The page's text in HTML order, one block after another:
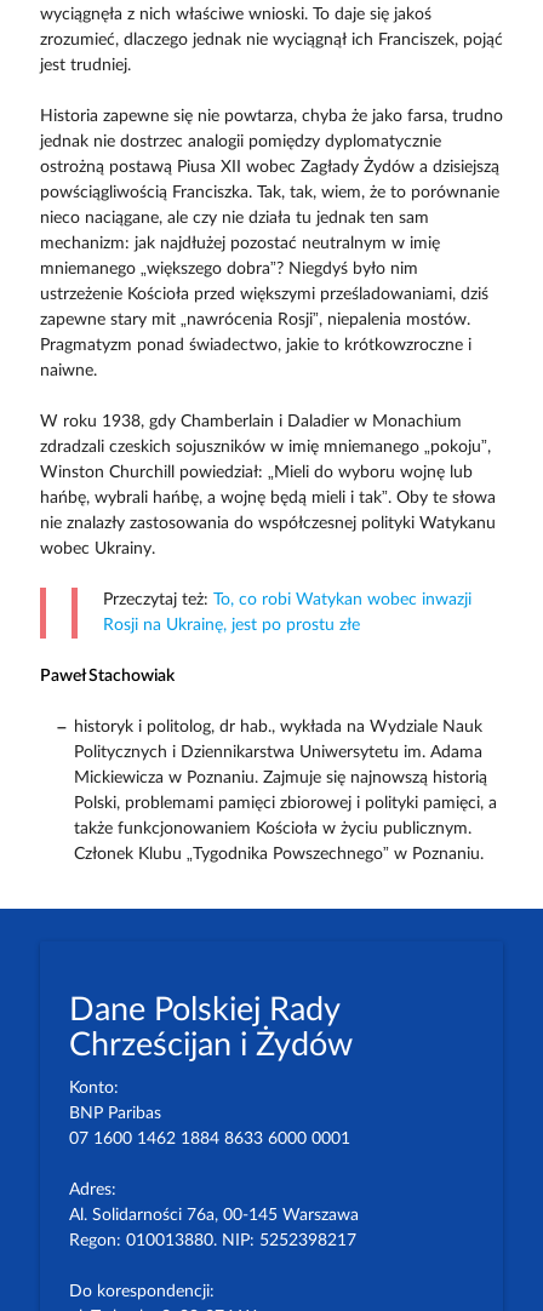
wyciągnęła z nich właściwe wnioski. To daje się jakoś
zrozumieć, dlaczego jednak nie wyciągnął ich Franciszek, pojąć
jest trudniej.
Historia zapewne się nie powtarza, chyba że jako farsa, trudno
jednak nie dostrzec analogii pomiędzy dyplomatycznie
ostrożną postawą Piusa XII wobec Zagłady Żydów a dzisiejszą
powściągliwością Franciszka. Tak, tak, wiem, że to porównanie
nieco naciągane, ale czy nie działa tu jednak ten sam
mechanizm: jak najdłużej pozostać neutralnym w imię
mniemanego „większego dobra”? Niegdyś było nim
ustrzeżenie Kościoła przed większymi prześladowaniami, dziś
zapewne stary mit „nawrócenia Rosji”, niepalenia mostów.
Pragmatyzm ponad świadectwo, jakie to krótkowzroczne i
naiwne.
W roku 1938, gdy Chamberlain i Daladier w Monachium
zdradzali czeskich sojuszników w imię mniemanego „pokoju”,
Winston Churchill powiedział: „Mieli do wyboru wojnę lub
hańbę, wybrali hańbę, a wojnę będą mieli i tak”. Oby te słowa
nie znalazły zastosowania do współczesnej polityki Watykanu
wobec Ukrainy.
Przeczytaj też: To, co robi Watykan wobec inwazji
Rosji na Ukrainę, jest po prostu złe
Paweł Stachowiak
historyk i politolog, dr hab., wykłada na Wydziale Nauk
Politycznych i Dziennikarstwa Uniwersytetu im. Adama
Mickiewicza w Poznaniu. Zajmuje się najnowszą historią
Polski, problemami pamięci zbiorowej i polityki pamięci, a
także funkcjonowaniem Kościoła w życiu publicznym.
Członek Klubu „Tygodnika Powszechnego” w Poznaniu.
Dane Polskiej Rady
Chrześcijan i Żydów
Konto:
BNP Paribas
07 1600 1462 1884 8633 6000 0001
Adres:
Al. Solidarności 76a, 00-145 Warszawa
Regon: 010013880. NIP: 5252398217
Do korespondencji: